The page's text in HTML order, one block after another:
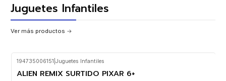
Juguetes Infantiles
Ver más productos
194735006151 Juguetes Infantiles
ALIEN REMIX SURTIDO PIXAR 6+